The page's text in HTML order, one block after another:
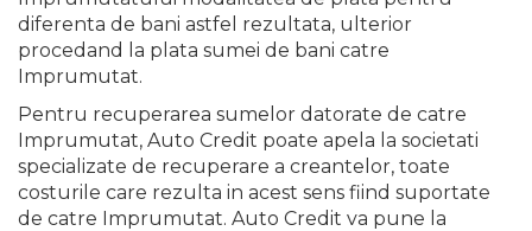
diferenta de bani astfel rezultata, ulterior
procedand la plata sumei de bani catre
Imprumutat.
Pentru recuperarea sumelor datorate de catre
Imprumutat, Auto Credit poate apela la societati
specializate de recuperare a creantelor, toate
costurile care rezulta in acest sens fiind suportate
de catre Imprumutat. Auto Credit va pune la